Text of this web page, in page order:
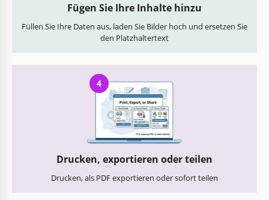
Fügen Sie Ihre Inhalte hinzu
Füllen Sie Ihre Daten aus, laden Sie Bilder hoch und ersetzen Sie
den Platzhaltertext
4
Drucken, exportieren oder teilen
Drucken, als PDF exportieren oder sofort teilen